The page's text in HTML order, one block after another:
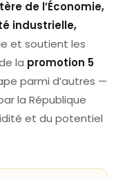
de l’Économie,
industrielle,
et soutient les
la promotion 5
parmi d’autres —
la République
et du potentiel